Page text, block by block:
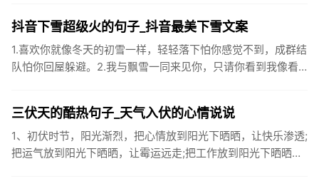
抖音下雪超级火的句子_抖音最美下雪文案
1.喜欢你就像冬天的初雪一样，轻轻落下怕你感觉不到，成群结
队怕你回屋躲避。2.我与飘雪一同来见你，只请你看到我像看
三伏天的酷热句子_天气入伏的心情说说
1、初伏时节，阳光渐烈，把心情放到阳光下晒晒，让快乐渗透;
把运气放到阳光下晒晒，让霉运远走;把工作放到阳光下晒晒，